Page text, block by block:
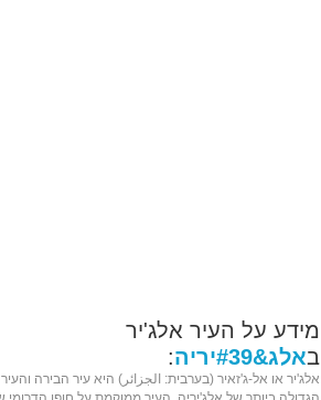
מידע על העיר אלג'יר
באלג&#39יריה :
אלג'יר או אל-ג'זאיר (בערבית: الجزائر) היא עיר הבירה והעיר